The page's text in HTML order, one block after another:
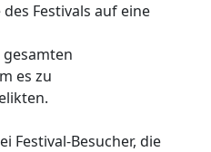
Festivals auf eine
es zu
Festival-Besucher, die